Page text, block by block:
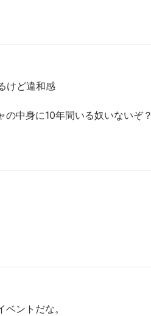
けど違和感
中身に10年間いる奴いないぞ？
ントだな。